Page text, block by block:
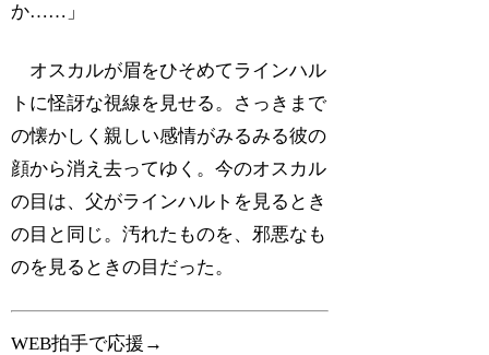
か……」
オスカルが眉をひそめてラインハル
トに怪訝な視線を見せる。さっきまで
の懐かしく親しい感情がみるみる彼の
顔から消え去ってゆく。今のオスカル
の目は、父がラインハルトを見るとき
の目と同じ。汚れたものを、邪悪なも
のを見るときの目だった。
WEB拍手で応援→